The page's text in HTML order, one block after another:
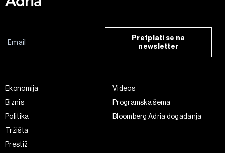
Pretplati se na
newsletter
Ekonomija
Biznis
Politika
Tržišta
Prestiž
Videos
Programska šema
Bloomberg Adria događanja